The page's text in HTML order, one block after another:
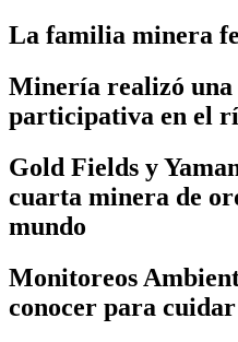
La familia minera
Minería realizó una
participativa en el
Gold Fields y
cuarta minera de
mundo
Monitoreos
conocer para cuidar